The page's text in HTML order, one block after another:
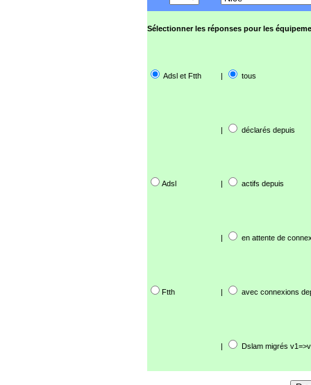
Sélectionner les réponses pour les
Adsl et Ftth | tous
| déclarés depuis
Adsl | actifs depuis
| en attente de
Ftth | avec connexions
| Dslam migrés